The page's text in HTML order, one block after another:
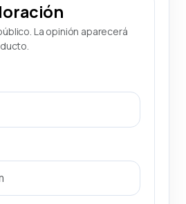
La opinión aparecerá